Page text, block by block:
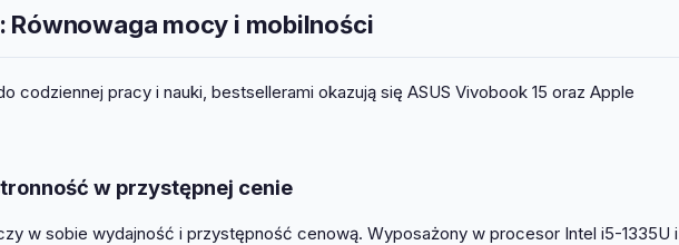
Równowaga mocy i mobilności
codziennej pracy i nauki, bestsellerami okazują się ASUS Vivobook 15 oraz Apple
w przystępnej cenie
w sobie wydajność i przystępność cenową. Wyposażony w procesor Intel i5-1335U i